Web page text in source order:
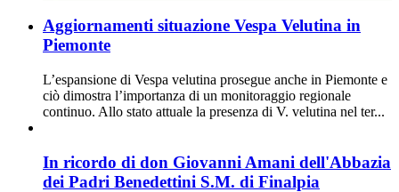
Aggiornamenti situazione Vespa Velutina in
Piemonte
L’espansione di Vespa velutina prosegue anche in Piemonte e
ciò dimostra l’importanza di un monitoraggio regionale
continuo. Allo stato attuale la presenza di V. velutina nel ter...
In ricordo di don Giovanni Amani dell'Abbazia
dei Padri Benedettini S.M. di Finalpia